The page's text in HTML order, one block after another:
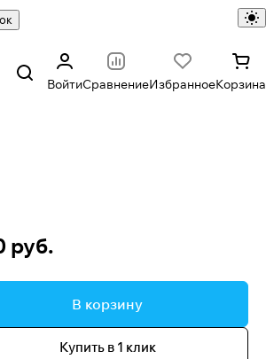
ВойтиСравнениеИзбранноеКорзина
руб.
В корзину
Купить в 1 клик